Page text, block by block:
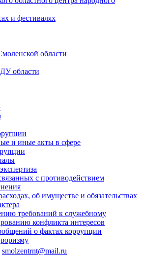
и фестивалях
области
области
и иные акты в сфере
с противодействием
об имуществе и обязательствах
требований к служебному
конфликта интересов
о фактах коррупции
smolzentrnt@mail.ru